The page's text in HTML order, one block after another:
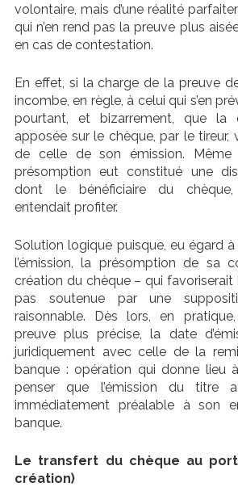
volontaire, mais d’une réalité
qui n’en rend pas la preuve plus
en cas de contestation.
En effet, si la charge de la preuve
incombe, en règle, à celui qui s’en
pourtant, et bizarrement, que la
apposée sur le chèque, par le tireur,
de celle de son émission. Même
présomption eut constitué une
dont le bénéficiaire du chèque,
entendait profiter.
Solution logique puisque, eu égard
l’émission, la présomption de sa
création du chèque – qui favoriserait
pas soutenue par une
raisonnable. Dès lors, en
preuve plus précise, la date
juridiquement avec celle de la
banque : opération qui donne lieu
penser que l’émission du titre
immédiatement préalable à son
banque.
Le transfert du chèque au
création)